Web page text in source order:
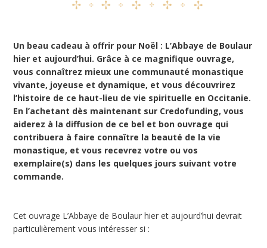
Un beau cadeau à offrir pour Noël : L’Abbaye de Boulaur
hier et aujourd’hui. Grâce à ce magnifique ouvrage,
vous connaîtrez mieux une communauté monastique
vivante, joyeuse et dynamique, et vous découvrirez
l’histoire de ce haut-lieu de vie spirituelle en Occitanie.
En l’achetant dès maintenant sur Credofunding, vous
aiderez à la diffusion de ce bel et bon ouvrage qui
contribuera à faire connaître la beauté de la vie
monastique, et vous recevrez votre ou vos
exemplaire(s) dans les quelques jours suivant votre
commande.
Cet ouvrage L’Abbaye de Boulaur hier et aujourd’hui devrait
particulièrement vous intéresser si :